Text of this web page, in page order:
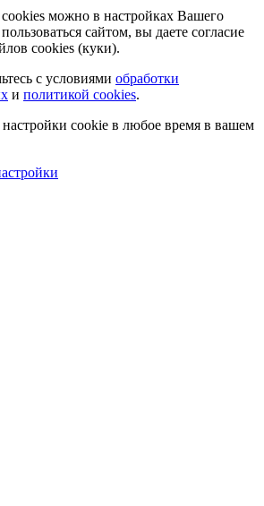
cookies можно в настройках Вашего
сайтом, вы даете согласие
cookies (куки).
с условиями обработки
и политикой cookies.
cookie в любое время в вашем